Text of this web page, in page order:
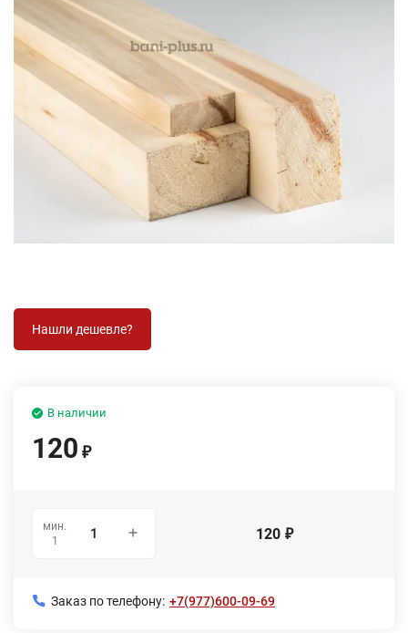
В наличии
120 ₽
мин.
1
120 ₽
Заказ по телефону: +7(977)600-09-69